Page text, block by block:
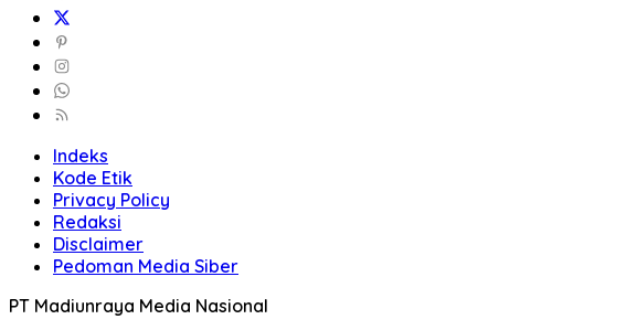
Indeks
Kode Etik
Privacy Policy
Redaksi
Disclaimer
Pedoman Media Siber
PT Madiunraya Media Nasional